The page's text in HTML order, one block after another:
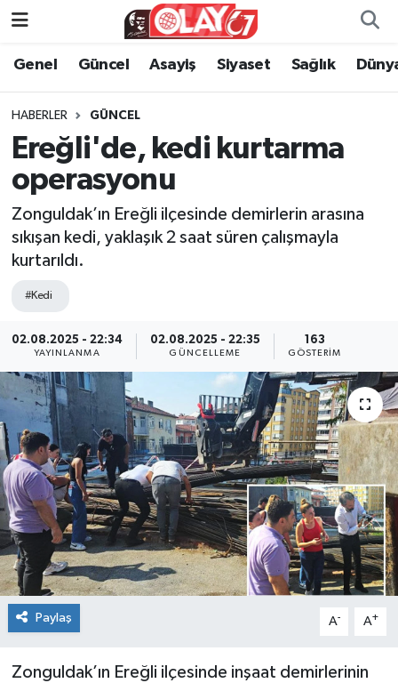
Genel Güncel Asayiş Siyaset Sağlık
HABERLER GÜNCEL
Ereğli'de, kedi kurtarma
operasyonu
Zonguldak’ın Ereğli ilçesinde demirlerin arasına
sıkışan kedi, yaklaşık 2 saat süren çalışmayla
kurtarıldı.
#Kedi
02.08.2025 - 22:34
YAYINLANMA
02.08.2025 - 22:35
GÜNCELLEME
163
GÖSTERIM
Paylaş A- A+
Zonguldak’ın Ereğli ilçesinde inşaat demirlerinin
KATEGORİSİZ
ANA SAYFA
Genel
Siyaset
Sağlık
Kültür Sanat
Dünya
Spor
Bilim veTeknoloji
Eğitim
SEKTÖR
Genel
Güncel
Asayiş
Dünya
Kültür Sanat
Eğitim
Spor
Zonguldak Nöbetçi Eczaneler
Zonguldak Hava Durumu
Zonguldak Namaz Vakitleri
Süper Lig Puan Durumu ve Fikstür
Tüm Manşetler
Son Dakika Haberleri
Haber Arşivi